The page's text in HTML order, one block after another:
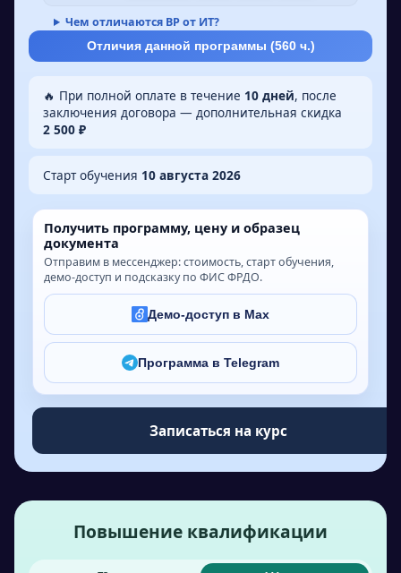
Чем отличаются ВР от ИТ?
Отличия данной программы (560ч.)
🔥 При полной оплате в течение 10 дней, после
заключения договора — дополнительная скидка
2 500 ₽
Старт обучения 10 августа 2026
Получить программу, цену и образец
документа
Отправим в мессенджер: стоимость, старт обучения,
демо-доступ и подсказку по ФИС ФРДО.
Демо-доступ в Max
Программа в Telegram
Записаться на курс
Повышение квалификации